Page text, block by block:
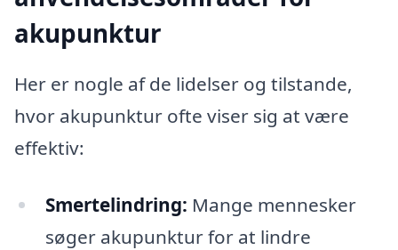
akupunktur
Her er nogle af de lidelser og tilstande,
hvor akupunktur ofte viser sig at være
effektiv:
Smertelindring: Mange mennesker
søger akupunktur for at lindre